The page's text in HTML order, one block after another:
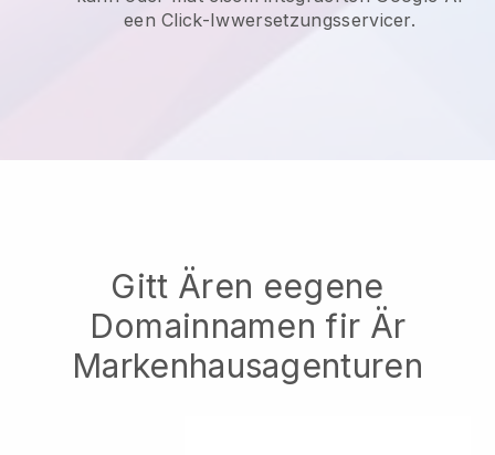
een Click-Iwwersetzungsservicer.
Gitt Ären eegene
Domainnamen fir Är
Markenhausagenturen